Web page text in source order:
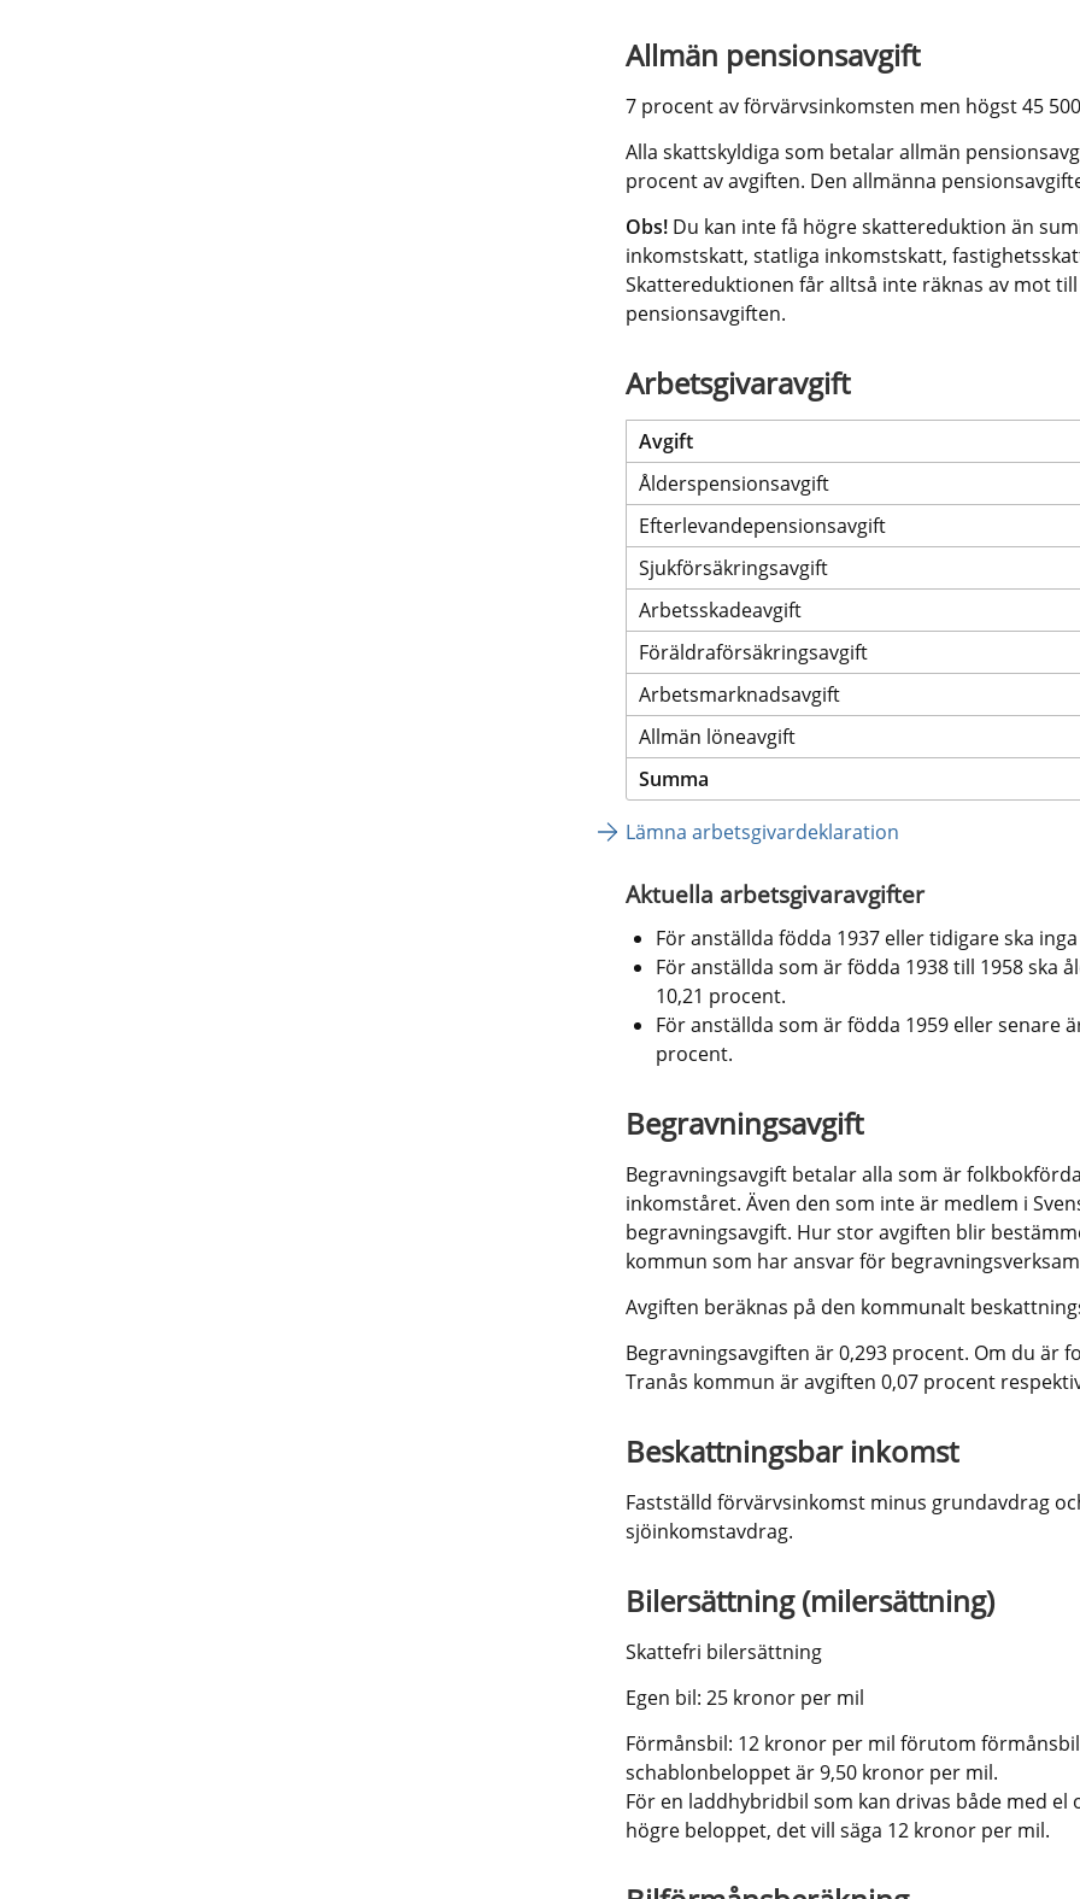
Allmän pensionsavgift
7 procent av förvärvsinkomsten men högst 45
Alla skattskyldiga som betalar allmän
procent av avgiften. Den allmänna
Obs! Du kan inte få högre skattereduktion än
inkomstskatt, statliga inkomstskatt,
Skattereduktionen får alltså inte räknas av mot
pensionsavgiften.
Arbetsgivaravgift
Avgift
Ålderspensionsavgift
Efterlevandepensionsavgift
Sjukförsäkringsavgift
Arbetsskadeavgift
Föräldraförsäkringsavgift
Arbetsmarknadsavgift
Allmän löneavgift
Summa
Lämna arbetsgivardeklaration
Aktuella arbetsgivaravgifter
För anställda födda 1937 eller tidigare ska
För anställda som är födda 1938 till 1958 ska
10,21 procent.
För anställda som är födda 1959 eller senare
procent.
Begravningsavgift
Begravningsavgift betalar alla som är
inkomståret. Även den som inte är medlem i
begravningsavgift. Hur stor avgiften blir
kommun som har ansvar för
Avgiften beräknas på den kommunalt
Begravningsavgiften är 0,293 procent. Om du är
Tranås kommun är avgiften 0,07 procent
Beskattningsbar inkomst
Fastställd förvärvsinkomst minus grundavdrag
sjöinkomstavdrag.
Bilersättning (milersättning)
Skattefri bilersättning
Egen bil: 25 kronor per mil
Förmånsbil: 12 kronor per mil förutom
schablonbeloppet är 9,50 kronor per mil.
För en laddhybridbil som kan drivas både med
högre beloppet, det vill säga 12 kronor per mil.